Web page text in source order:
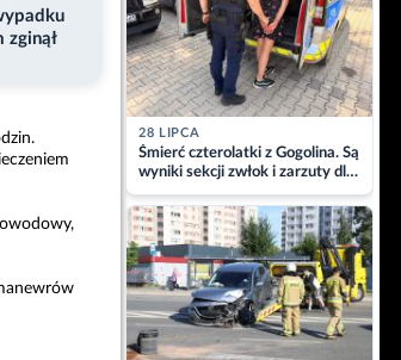
zginął
28 LIPCA
Śmierć czterolatki z Gogolina. Są
wyniki sekcji zwłok i zarzuty dla
matki